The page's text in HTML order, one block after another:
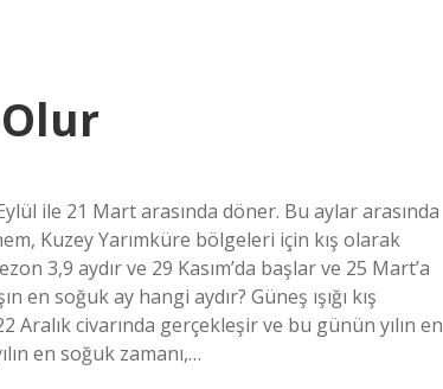
ile 21 Mart arasında döner. Bu aylar arasında
Kuzey Yarımküre bölgeleri için kış olarak
3,9 aydır ve 29 Kasım’da başlar ve 25 Mart’a
en soğuk ay hangi aydır? Güneş ışığı kış
civarında gerçekleşir ve bu günün yılın en
en soğuk zamanı,…